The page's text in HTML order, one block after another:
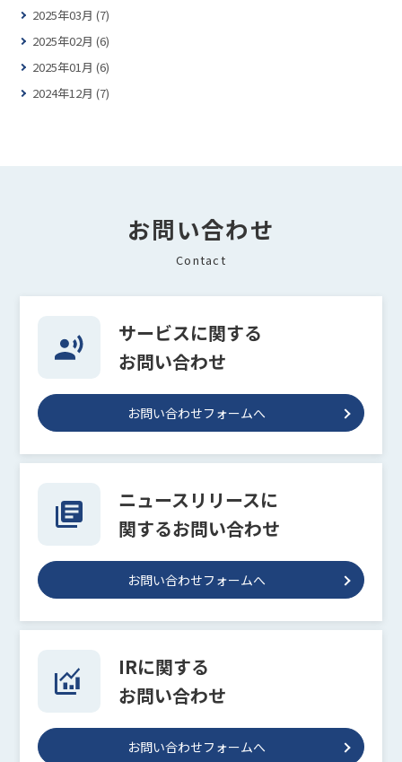
2025年03月 (7)
2025年02月 (6)
2025年01月 (6)
2024年12月 (7)
お問い合わせ
Contact
サービスに関する
お問い合わせ
お問い合わせフォームへ
ニュースリリースに
関するお問い合わせ
お問い合わせフォームへ
IRに関する
お問い合わせ
お問い合わせフォームへ